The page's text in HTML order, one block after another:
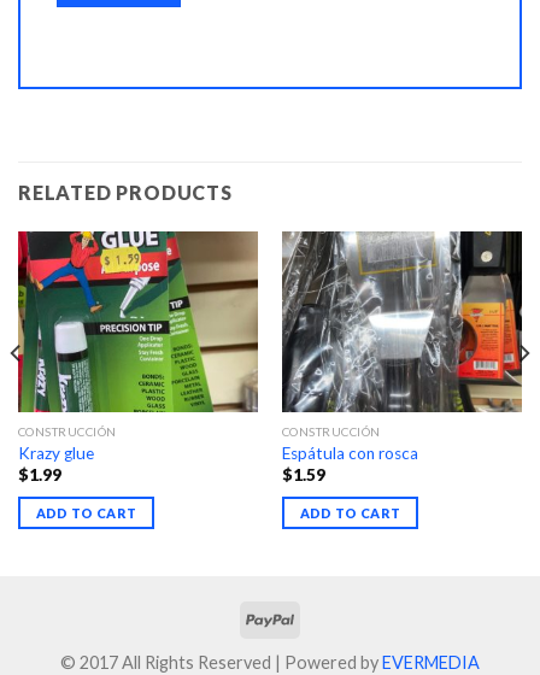
RELATED PRODUCTS
CONSTRUCCIÓN
Krazy glue
$1.99
ADD TO CART
CONSTRUCCIÓN
Espátula con rosca
$1.59
ADD TO CART
© 2017 All Rights Reserved | Powered byEVERMEDIA